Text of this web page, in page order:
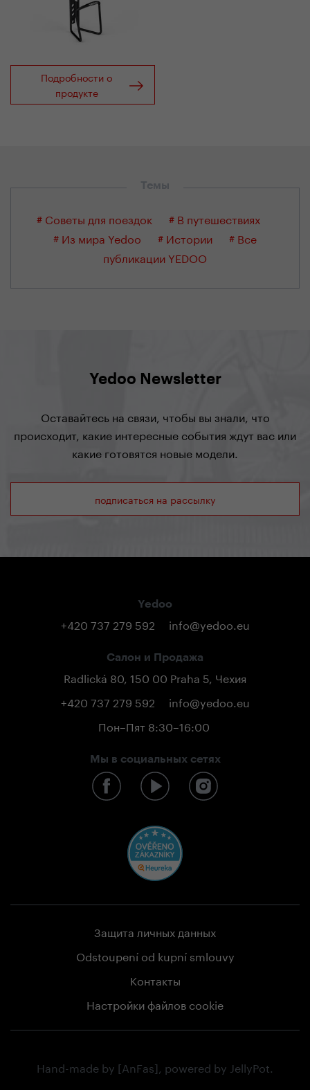
Подробности о
продукте
Темы
# Советы для поездок
# В путешествиях
# Из мира Yedoo
# Истории
# Все
публикации YEDOO
Yedoo Newsletter
Оставайтесь на связи, чтобы вы знали, что
происходит, какие интересные события ждут вас или
какие готовятся новые модели.
подписаться на рассылку
Yedoo
+420 737 279 592 info@yedoo.eu
Салон и Продажа
Radlická 80, 150 00 Praha 5, Чехия
+420 737 279 592
info@yedoo.eu
Пон–Пят 8:30–16:00
Мы в социальных сетях
Защита личных данных
Odstoupení od kupní smlouvy
Контакты
Настройки файлов cookie
Hand-made by [AnFas] , powered by JellyPot